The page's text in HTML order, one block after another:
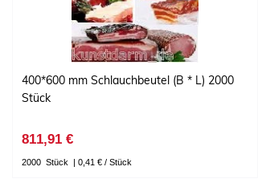
400*600 mm Schlauchbeutel (B * L) 2000
Stück
811,91 €
2000 Stück | 0,41 € / Stück